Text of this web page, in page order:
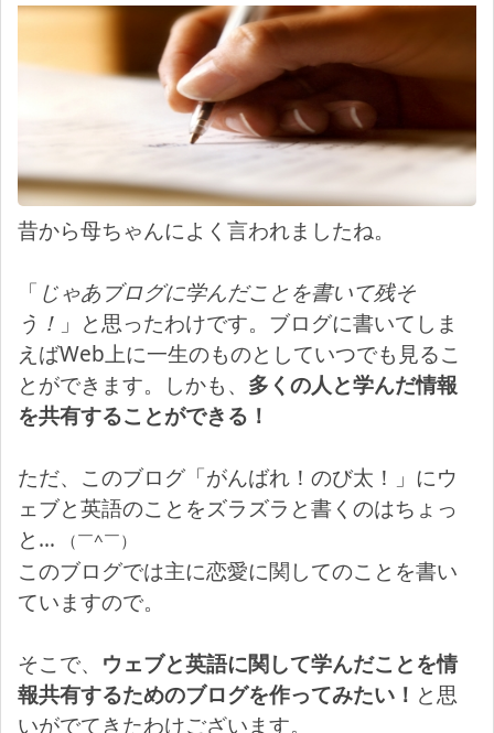
昔から母ちゃんによく言われましたね。
「 じゃあブログに学んだことを書いて残そ
う！ 」と思ったわけです。ブログに書いてしま
えばWeb上に一生のものとしていつでも見るこ
とができます。しかも、 多くの人と学んだ情報
を共有することができる！
ただ、このブログ「がんばれ！のび太！」にウ
ェブと英語のことをズラズラと書くのはちょっ
と…
（￣^￣）
このブログでは主に恋愛に関してのことを書い
ていますので。
そこで、 ウェブと英語に関して学んだことを情
報共有するためのブログを作ってみたい！ と思
いがでてきたわけございます。